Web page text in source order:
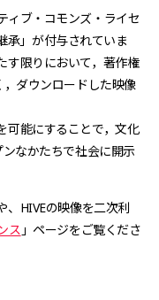
ィブ・コモンズ・ライセ
承」が付与されていま
す限りにおいて，著作権
ダウンロードした映像
可能にすることで，文化
なかたちで社会に開示
、HIVEの映像を二次利
ス 」ページをご覧くださ